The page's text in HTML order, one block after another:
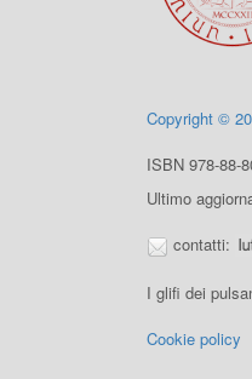
Copyright ©
ISBN 978-88-
Ultimo
contatti:
I glifi dei
Cookie policy